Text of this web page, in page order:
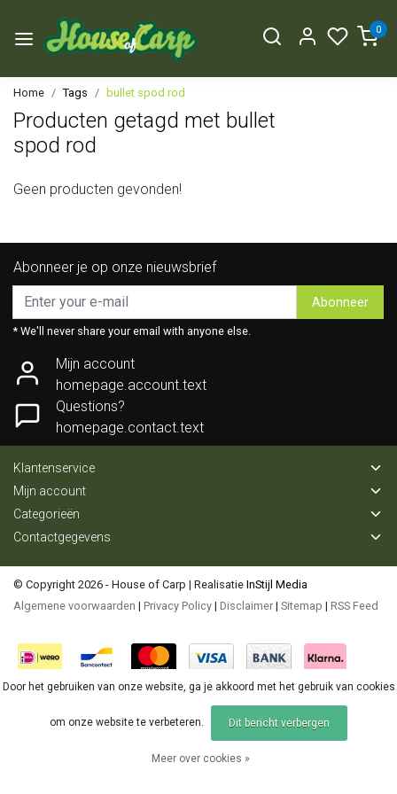
0
Home Tags bullet spod rod
Producten getagd met bullet
spod rod
Geen producten gevonden!
Abonneer je op onze nieuwsbrief
Abonneer
* We'll never share your email with anyone else.
Mijn account
homepage.account.text
Questions?
homepage.contact.text
Klantenservice
Mijn account
Categorieën
Contactgegevens
© Copyright 2026 - House of Carp | Realisatie InStijl Media
Algemene voorwaarden | Privacy Policy | Disclaimer | Sitemap | RSS Feed
Door het gebruiken van onze website, ga je akkoord met het gebruik van cookies
om onze website te verbeteren. Dit bericht verbergen
Meer over cookies »